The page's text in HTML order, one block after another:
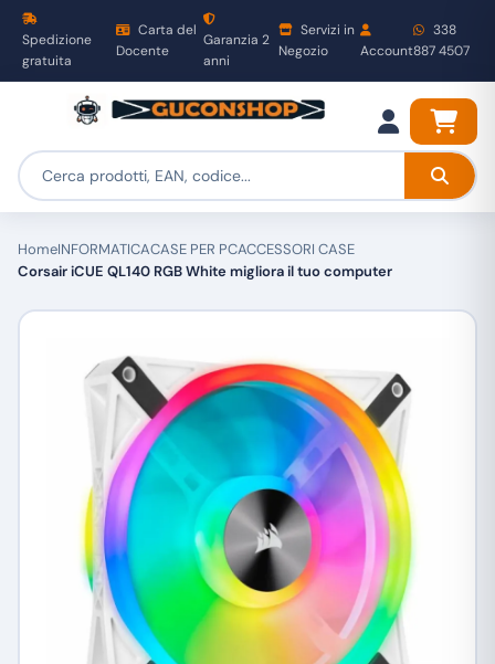
Spedizione
gratuita
Carta del
Docente
Garanzia 2
anni
Servizi in
Negozio
Account
338
887 4507
HomeINFORMATICACASE PER PCACCESSORI CASE
Corsair iCUE QL140 RGB White migliora il tuo computer